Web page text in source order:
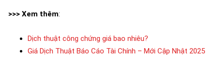
>>> Xem thêm:
Dịch thuật công chứng giá bao nhiêu?
Giá Dịch Thuật Báo Cáo Tài Chính – Mới Cập Nhật 2025